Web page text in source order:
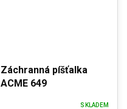
Záchranná píšťalka
ACME 649
SKLADEM